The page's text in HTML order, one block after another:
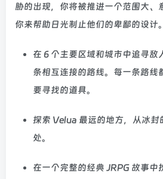
胁的出现，你将被推进一个范围大、
你来帮助日光制止他们的卑鄙的设计。
在 6 个主要区域和城市中追寻敌
条相互连接的路线。每一条路线
要寻找的道具。
探索 Velua 最远的地方，从冰
处。
在一个完整的经典 JRPG 故事中